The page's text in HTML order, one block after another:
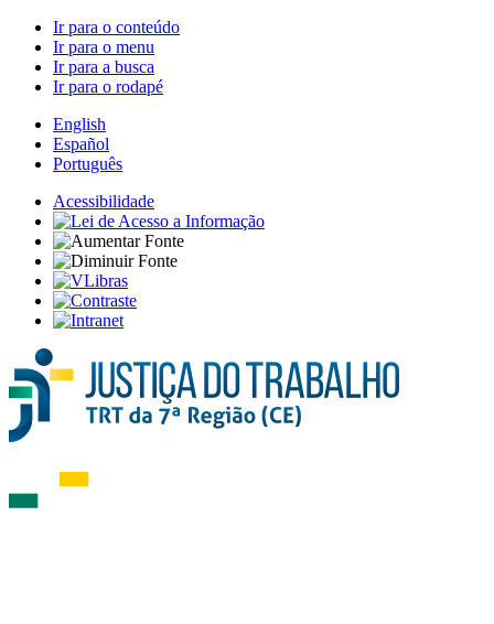
Ir para o conteúdo
Ir para o menu
Ir para a busca
Ir para o rodapé
English
Español
Português
Acessibilidade